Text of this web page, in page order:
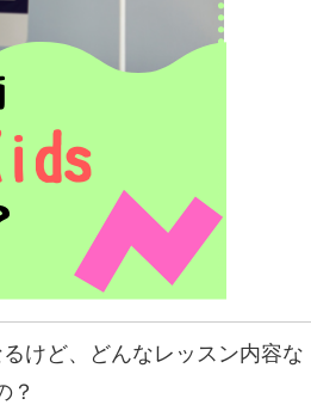
けど、どんなレッスン内容な
？